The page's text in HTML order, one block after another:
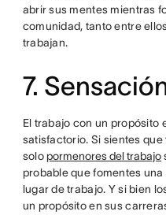
abrir sus mentes mientras
comunidad, tanto entre
trabajan.
7.
El trabajo con un propósito
satisfactorio. Si sientes
solo pormenores del trabajo
probable que fomentes
lugar de trabajo. Y si bien
un propósito en sus